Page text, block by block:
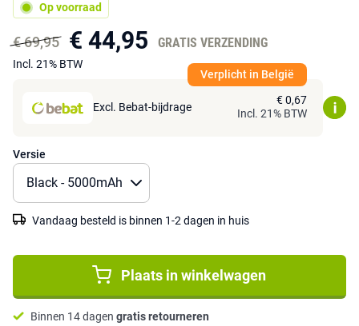
Op voorraad
€ 69,95 € 44,95 GRATIS VERZENDING
Incl. 21% BTW
Excl. Bebat-bijdrage
€ 0,67
Incl. 21% BTW
Verplicht in België
Versie
Vandaag besteld is binnen 1-2 dagen in huis
Plaats in winkelwagen
Binnen 14 dagen gratis retourneren